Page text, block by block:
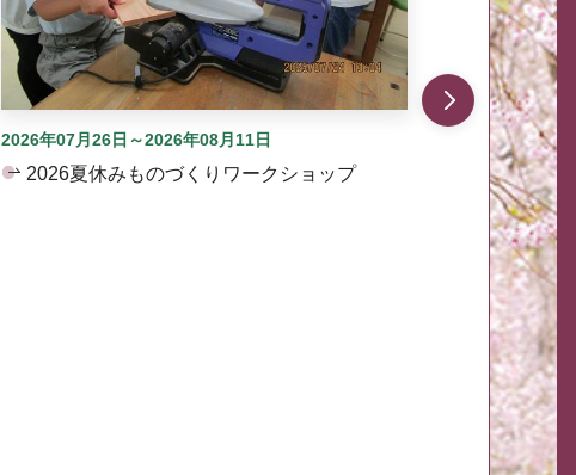
2026年07月26日～2026年08月11日
2026夏休みものづくりワークショップ